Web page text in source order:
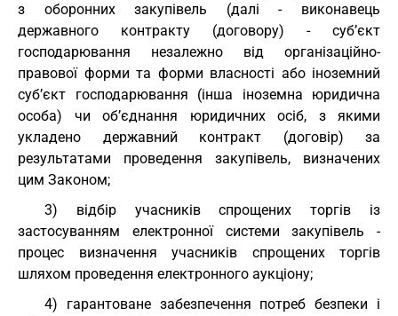
з оборонних закупівель (далі - виконавець
державного контракту (договору) - суб’єкт
господарювання незалежно від організаційно-
правової форми та форми власності або іноземний
суб’єкт господарювання (інша іноземна юридична
особа) чи об’єднання юридичних осіб, з якими
укладено державний контракт (договір) за
результатами проведення закупівель, визначених
цим Законом;
3) відбір учасників спрощених торгів із
застосуванням електронної системи закупівель -
процес визначення учасників спрощених торгів
шляхом проведення електронного аукціону;
4) гарантоване забезпечення потреб безпеки і